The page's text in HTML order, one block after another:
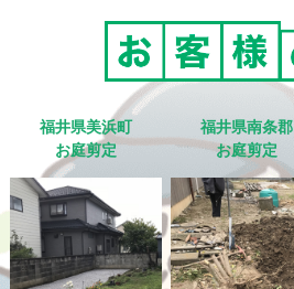
福井県美浜町
お庭剪定
福井県南条郡
お庭剪定